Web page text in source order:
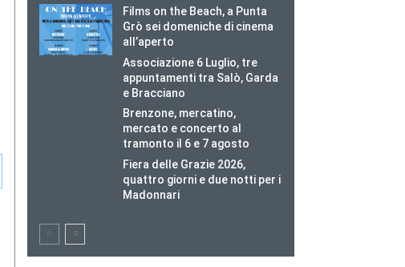
Films on the Beach, a Punta
Grò sei domeniche di cinema
all’aperto
Associazione 6 Luglio, tre
appuntamenti tra Salò, Garda
e Bracciano
Brenzone, mercatino,
mercato e concerto al
tramonto il 6 e 7 agosto
Fiera delle Grazie 2026,
quattro giorni e due notti per i
Madonnari